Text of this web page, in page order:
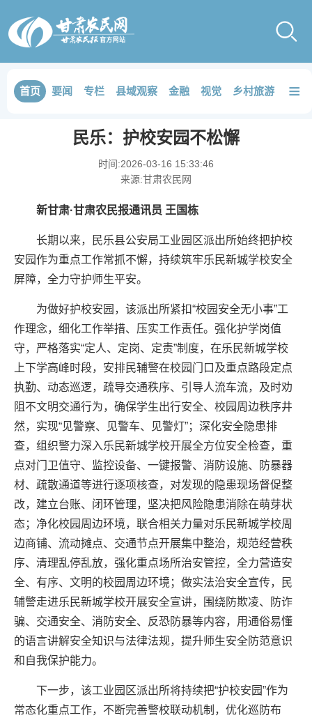
首页 要闻 专栏 县域观察 金融 视觉 乡村旅游 品鉴
≡
民乐：护校安园不松懈
时间:2026-03-16 15:33:46
来源:甘肃农民网
新甘肃·甘肃农民报通讯员 王国栋
长期以来，民乐县公安局工业园区派出所始终把护校
安园作为重点工作常抓不懈，持续筑牢乐民新城学校安全
屏障，全力守护师生平安。
为做好护校安园，该派出所紧扣“校园安全无小事”工
作理念，细化工作举措、压实工作责任。强化护学岗值
守，严格落实“定人、定岗、定责”制度，在乐民新城学校
上下学高峰时段，安排民辅警在校园门口及重点路段定点
执勤、动态巡逻，疏导交通秩序、引导人流车流，及时劝
阻不文明交通行为，确保学生出行安全、校园周边秩序井
然，实现“见警察、见警车、见警灯”；深化安全隐患排
查，组织警力深入乐民新城学校开展全方位安全检查，重
点对门卫值守、监控设备、一键报警、消防设施、防暴器
材、疏散通道等进行逐项核查，对发现的隐患现场督促整
改，建立台账、闭环管理，坚决把风险隐患消除在萌芽状
态；净化校园周边环境，联合相关力量对乐民新城学校周
边商铺、流动摊点、交通节点开展集中整治，规范经营秩
序、清理乱停乱放，强化重点场所治安管控，全力营造安
全、有序、文明的校园周边环境；做实法治安全宣传，民
辅警走进乐民新城学校开展安全宣讲，围绕防欺凌、防诈
骗、交通安全、消防安全、反恐防暴等内容，用通俗易懂
的语言讲解安全知识与法律法规，提升师生安全防范意识
和自我保护能力。
下一步，该工业园区派出所将持续把“护校安园”作为
常态化重点工作，不断完善警校联动机制，优化巡防布